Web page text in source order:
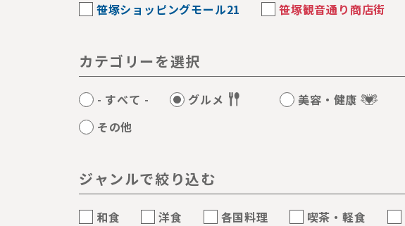
笹塚ショッピングモール21
笹塚観音通り商店街
カテゴリーを選択
- すべて - グルメ 美容・健康
その他
ジャンルで絞り込む
和食 洋食 各国料理 喫茶・軽食